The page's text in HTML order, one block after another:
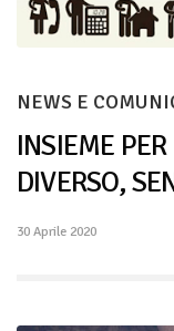
NEWS E
INSIEME
DIVERSO,
30 Aprile 2020